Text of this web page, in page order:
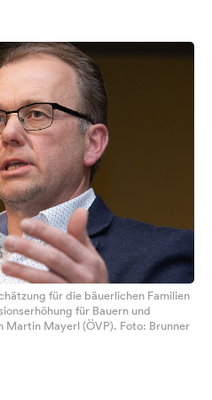
für die bäuerlichen Familien
für Bauern und
Martin Mayerl (ÖVP). Foto: Brunner